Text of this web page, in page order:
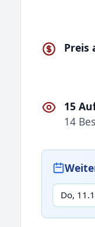
Preis
15
14
Do,